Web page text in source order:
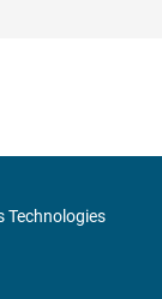
Technologies